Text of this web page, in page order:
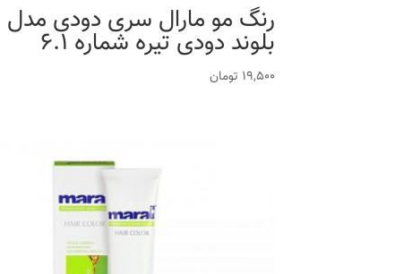
رنگ مو مارال سری دودی مدل
بلوند دودی تیره شماره 6.1
19,500 تومان